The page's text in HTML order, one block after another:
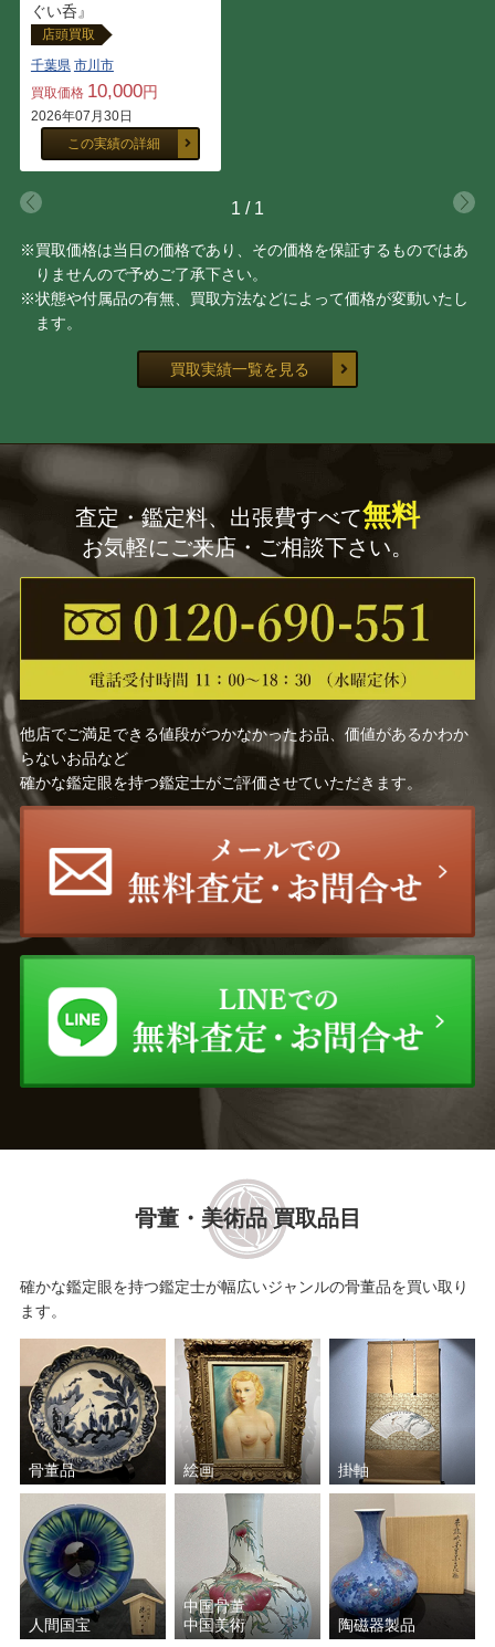
豊場 惺也
黒井 一楽
大谷 司朗
大野 昭和斎 佐藤 走波
宇野 宗甕 三代 山田 常山
藤田 潤
辻 常陸
鹿児島 寿蔵 中村 元風
門）
諏訪 蘇山 吉田 美統
前田 昭博 岩田 久利
野々村 仁清 尾形 乾山
高橋道八 宮川 香山（真葛 香山）
河合 誓徳 宮之原 謙
三輪 休雪 草間 彌生
須田 祥豊
清水 六兵衛
松井 康成 三ツ井 為吉
池田 満寿夫 原田 拾六
バーナード・リーチ 佐々木 二六
鎌田 幸二
楽 吉左衛門 山田 和
ぐい呑』
店頭買取
千葉県 市川市
買取価格 10,000円
2026年07月30日
この実績の詳細
1 / 1
※買取価格は当日の価格であり、その価格を保証するものではあ
りませんので予めご了承下さい。
※状態や付属品の有無、買取方法などによって価格が変動いたし
ます。
買取実績一覧を見る
査定・鑑定料、出張費すべて無料
お気軽にご来店・ご相談下さい。
他店でご満足できる値段がつかなかったお品、価値があるかわか
らないお品など
確かな鑑定眼を持つ鑑定士がご評価させていただきます。
骨董・美術品 買取品目
確かな鑑定眼を持つ鑑定士が幅広いジャンルの骨董品を買い取り
ます。
骨董品 絵画 掛軸
人間国宝
中国骨董
中国美術
陶磁器製品